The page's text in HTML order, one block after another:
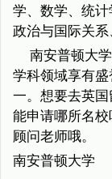
学、数学、统计
政治与国际关系
南安普顿大
学科领域享有
一。想要去英
能申请哪所名
顾问老师哦。
南安普顿大学